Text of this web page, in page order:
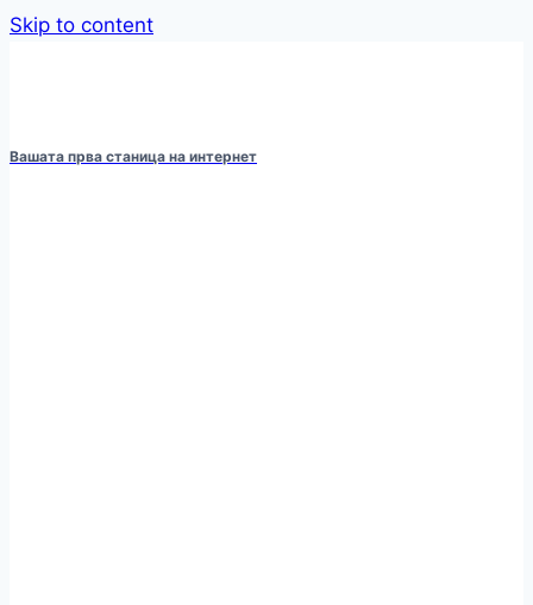
Skip to content
Вашата прва станица на интернет